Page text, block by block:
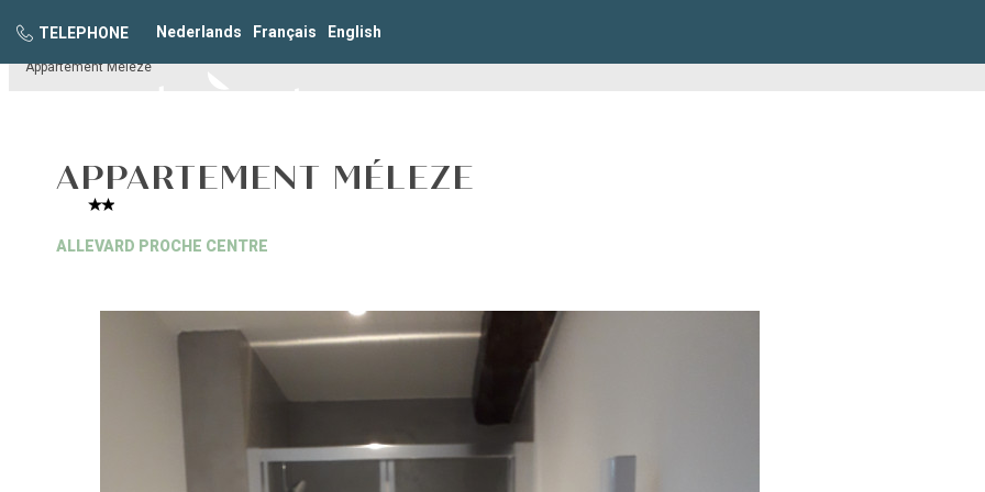
TELEPHONE Nederlands Français English
Appartement Méleze
APPARTEMENT MÉLEZE
ALLEVARD PROCHE CENTRE